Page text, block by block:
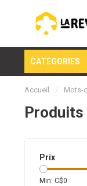
CATÉGORIES
Accueil / Mots-
Produits
Prix
Min: C$0